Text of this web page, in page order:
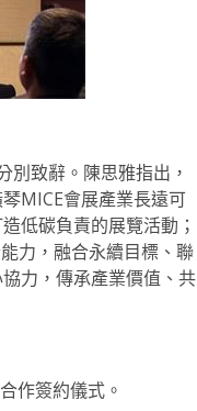
別致辭。陳思雅指出，
MICE會展產業長遠可
低碳負責的展覽活動；
力，融合永續目標、聯
力，傳承產業價值、共
作簽約儀式。